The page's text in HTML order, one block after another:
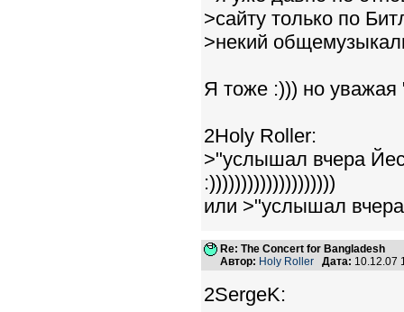
>сайту только по
>некий
Я тоже :))) но уважая
2Holy Roller:
>"услышал вчера
:))))))))))))))))))))
или >"услышал
Re: The Concert for Bangladesh
Автор: Holy Roller Дата:
2SergeK: